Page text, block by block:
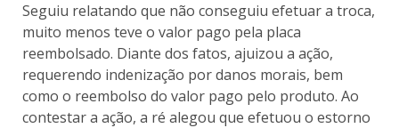
Seguiu relatando que não conseguiu efetuar a troca,
muito menos teve o valor pago pela placa
reembolsado. Diante dos fatos, ajuizou a ação,
requerendo indenização por danos morais, bem
como o reembolso do valor pago pelo produto. Ao
contestar a ação, a ré alegou que efetuou o estorno